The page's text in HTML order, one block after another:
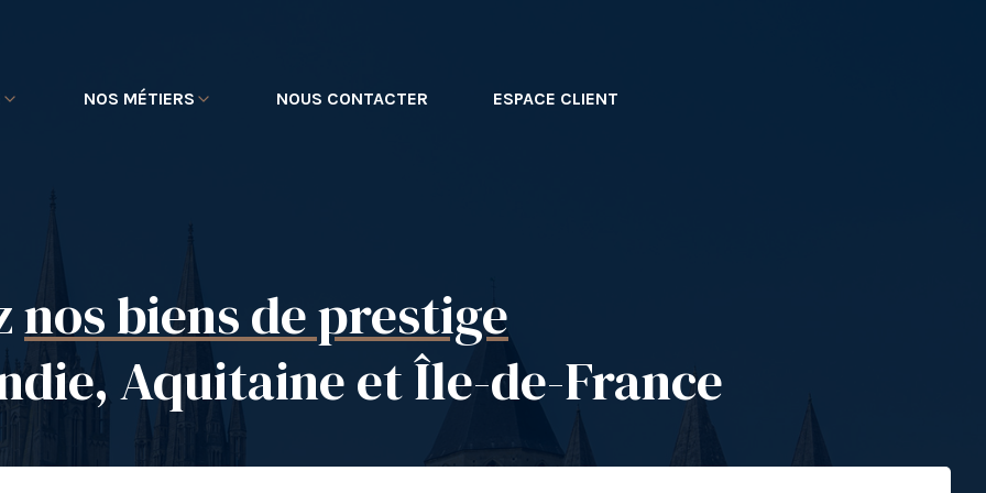
NOS MÉTIERS NOUS CONTACTER ESPACE CLIENT
nos biens de prestige
Aquitaine et Île-de-France